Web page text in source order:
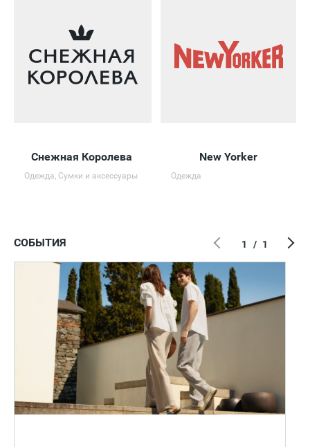
Снежная Королева
Одежда, Сумки и аксессуары
New Yorker
Одежда
СОБЫТИЯ 1 / 1